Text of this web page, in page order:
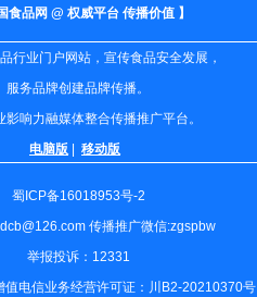
食品网 @ 权威平台 传播价值 】
行业门户网站，宣传食品安全发展，
服务品牌创建品牌传播。
影响力融媒体整合传播推广平台。
电脑版| 移动版
蜀ICP备16018953号-2
传播推广微信:zgspbw
举报投诉：12331
值电信业务经营许可证：川B2-20210370号